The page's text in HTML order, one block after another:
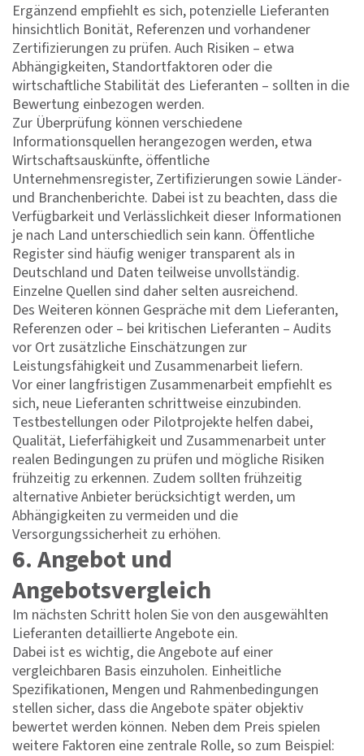
Ergänzend empfiehlt es sich, potenzielle Lieferanten
hinsichtlich Bonität, Referenzen und vorhandener
Zertifizierungen zu prüfen. Auch Risiken – etwa
Abhängigkeiten, Standortfaktoren oder die
wirtschaftliche Stabilität des Lieferanten – sollten in die
Bewertung einbezogen werden.
Zur Überprüfung können verschiedene
Informationsquellen herangezogen werden, etwa
Wirtschaftsauskünfte, öffentliche
Unternehmensregister, Zertifizierungen sowie Länder-
und Branchenberichte. Dabei ist zu beachten, dass die
Verfügbarkeit und Verlässlichkeit dieser Informationen
je nach Land unterschiedlich sein kann. Öffentliche
Register sind häufig weniger transparent als in
Deutschland und Daten teilweise unvollständig.
Einzelne Quellen sind daher selten ausreichend.
Des Weiteren können Gespräche mit dem Lieferanten,
Referenzen oder – bei kritischen Lieferanten – Audits
vor Ort zusätzliche Einschätzungen zur
Leistungsfähigkeit und Zusammenarbeit liefern.
Vor einer langfristigen Zusammenarbeit empfiehlt es
sich, neue Lieferanten schrittweise einzubinden.
Testbestellungen oder Pilotprojekte helfen dabei,
Qualität, Lieferfähigkeit und Zusammenarbeit unter
realen Bedingungen zu prüfen und mögliche Risiken
frühzeitig zu erkennen. Zudem sollten frühzeitig
alternative Anbieter berücksichtigt werden, um
Abhängigkeiten zu vermeiden und die
Versorgungssicherheit zu erhöhen.
6. Angebot und
Angebotsvergleich
Im nächsten Schritt holen Sie von den ausgewählten
Lieferanten detaillierte Angebote ein.
Dabei ist es wichtig, die Angebote auf einer
vergleichbaren Basis einzuholen. Einheitliche
Spezifikationen, Mengen und Rahmenbedingungen
stellen sicher, dass die Angebote später objektiv
bewertet werden können. Neben dem Preis spielen
weitere Faktoren eine zentrale Rolle, so zum Beispiel: